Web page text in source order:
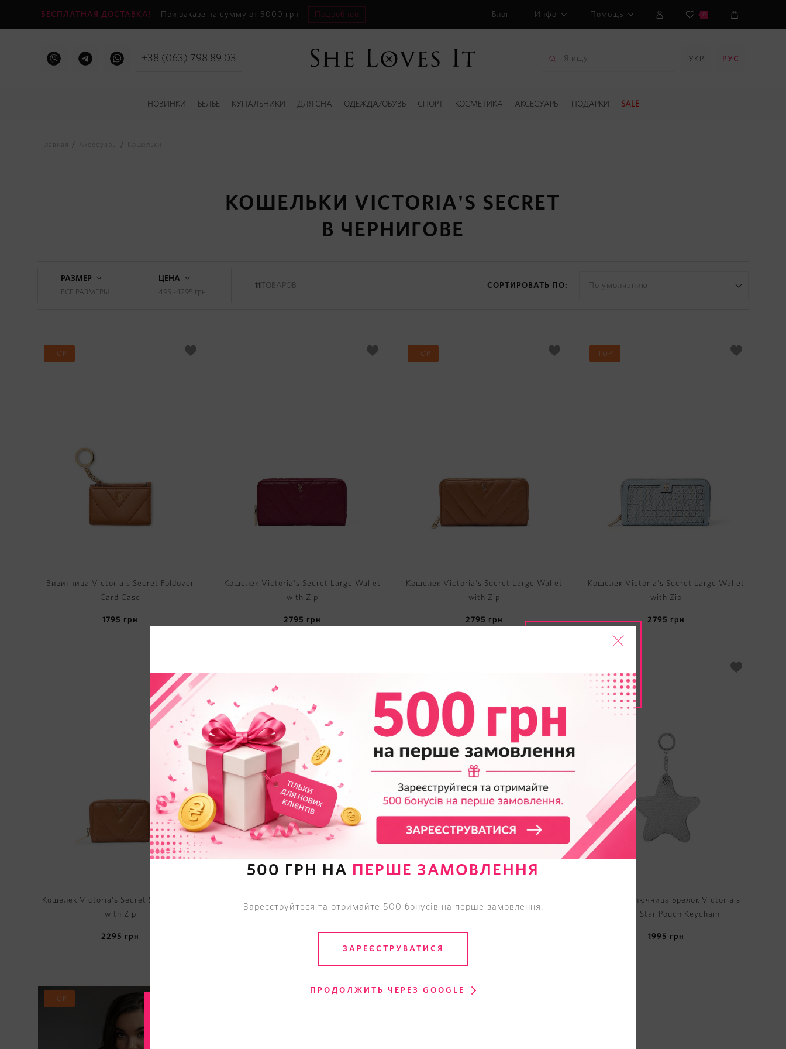
+38 (063) 798 89 03 УКР РУС
БЕСПЛАТНАЯ ДОСТАВКА! При заказе на сумму от 5000 грн Подробнее Блог Инфо Помощь 0
НОВИНКИ БЕЛЬЕ КУПАЛЬНИКИ ДЛЯ СНА ОДЕЖДА/ОБУВЬ СПОРТ КОСМЕТИКА АКСЕСУАРЫ ПОДАРКИ SALE
Главная Аксесуары Кошельки
КОШЕЛЬКИ VICTORIA'S SECRET
В ЧЕРНИГОВЕ
РАЗМЕР
ВСЕ РАЗМЕРЫ
ЦЕНА
495 -4295 грн
11ТОВАРОВ СОРТИРОВАТЬ ПО: По умолчанию
TOP
Визитница Victoria's Secret Foldover
Card Case
1795 грн
Кошелек Victoria's Secret Large Wallet
with Zip
2795 грн
TOP
Кошелек Victoria's Secret Large Wallet
with Zip
2795 грн
TOP
Кошелек Victoria's Secret Large Wallet
with Zip
2795 грн
Кошелек Victoria's Secret Small Wallet
with Zip
2295 грн
Кошелек-ключница Брелок Victoria's
Secret Star Pouch Keychain
1995 грн
TOP
500 ГРН НА ПЕРШЕ ЗАМОВЛЕННЯ
Зареєструйтеся та отримайте 500 бонусів на перше замовлення.
ЗАРЕЄСТРУВАТИСЯ
ПРОДОЛЖИТЬ ЧЕРЕЗ GOOGLE